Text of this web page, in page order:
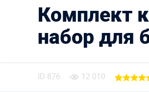
Комплект
набор для
ID 876 12 010